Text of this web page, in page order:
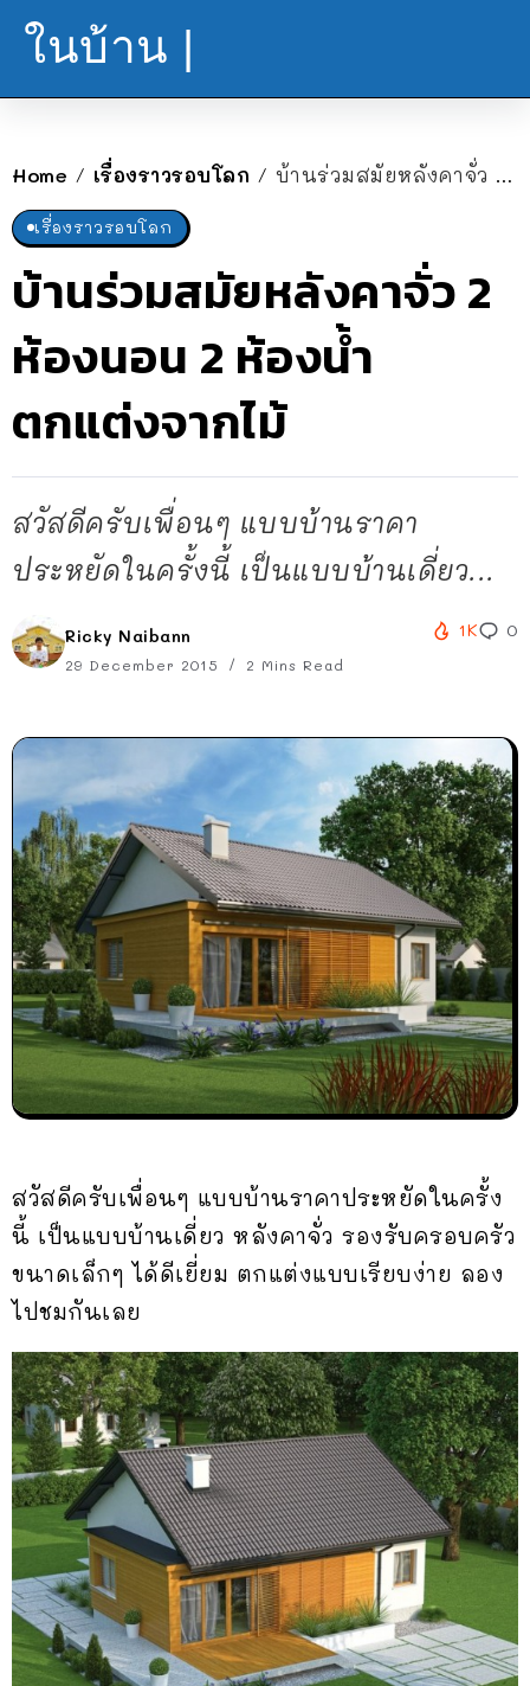
ในบ้าน |
Home / เรื่องราวรอบโลก / บ้านร่วมสมัยหลังคาจั่ว 2 ห้องนอน 2 ห้องน้ำ ตกแต่งจากไม้
เรื่องราวรอบโลก
บ้านร่วมสมัยหลังคาจั่ว 2
ห้องนอน 2 ห้องน้ำ
ตกแต่งจากไม้
สวัสดีครับเพื่อนๆ แบบบ้านราคา
ประหยัดในครั้งนี้ เป็นแบบบ้านเดี่ยว...
Ricky Naibann
29 December 2015 2 Mins Read
1K 0
สวัสดีครับเพื่อนๆ แบบบ้านราคาประหยัดในครั้ง
นี้ เป็นแบบบ้านเดี่ยว หลังคาจั่ว รองรับครอบครัว
ขนาดเล็กๆ ได้ดีเยี่ยม ตกแต่งแบบเรียบง่าย ลอง
ไปชมกันเลย